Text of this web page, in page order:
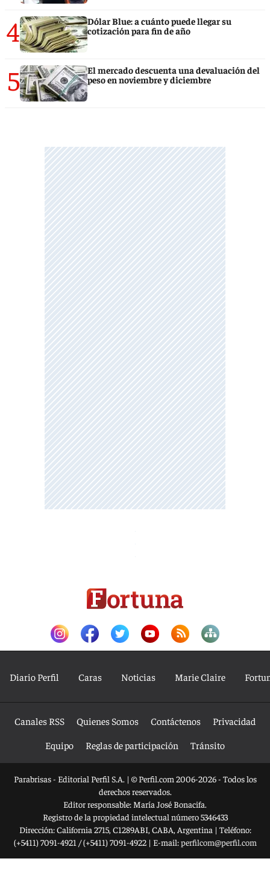
4
Dólar Blue: a cuánto puede llegar su
cotización para fin de año
5
El mercado descuenta una devaluación del
peso en noviembre y diciembre
Diario Perfil Caras Noticias Marie Claire
Canales RSS Quienes Somos Contáctenos
Privacidad
Equipo
Reglas de participación Tránsito
Parabrisas - Editorial Perfil S.A. | © Perfil.com 2006-2026 - Todos los
derechos reservados.
Editor responsable: María José Bonacifa.
Registro de la propiedad intelectual número 5346433
Dirección:California 2715, C1289ABI, CABA, Argentina | Teléfono:
(+5411) 7091-4921 /(+5411) 7091-4922| E-mail:perfilcom@perfil.com